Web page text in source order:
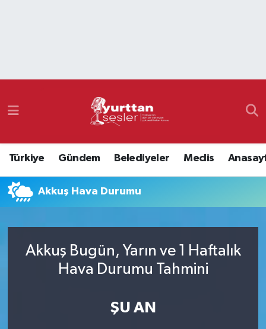
Türkiye Gündem Belediyeler Meclis
Akkuş Hava Durumu
Akkuş Bugün, Yarın ve 1 Haftalık
Hava Durumu Tahmini
ŞU AN
Namaz Vakitleri
Süper Lig Puan Durumu ve Fikstür
Tüm Manşetler
Son Dakika Haberleri
Haber Arşivi